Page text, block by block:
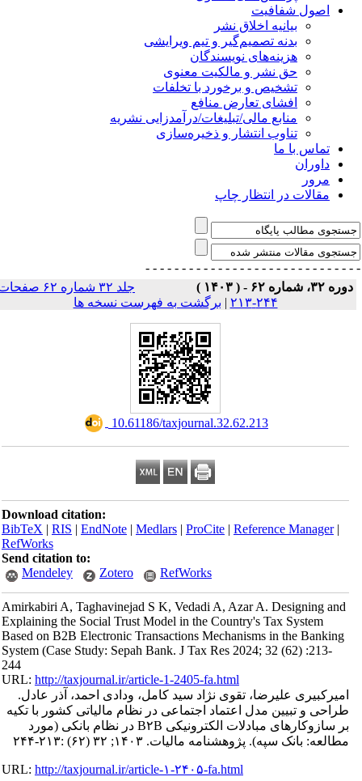
اصول شفافیت
بیانیه اخلاق نشر
بدنه تصمیم‌گیر و تیم ویرایشی
هزینه‌های نویسندگان
حق نشر و مالکیت معنوی
تشخیص و برخورد با تخلفات
افشای تعارض منافع
منابع مالی/تبلیغات/درآمدزایی نشریه
تناوب انتشار و ذخیره‌سازی
تماس با ما
داوران
مرور
مقالات در انتظار چاپ
- - - - - - - - - - - - -
- - - - - - - - - - - - - - -
دوره ۳۲، شماره ۶۲ - ( ۱۴۰۳ )
جلد ۳۲ شماره ۶۲ صفحات
۲۴۴-۲۱۳
|برگشت به فهرست نسخه ها
‎ 10.61186/taxjournal.32.62.213
Download citation:
BibTeX|RIS|EndNote|Medlars|ProCite|Reference Manager
RefWorks
Send citation to:
Mendeley
Zotero RefWorks
Amirkabiri A, Taghavinejad S K, Vedadi A, Azar A. Designing and
Explaining the Social Trust Model in the Country's Tax System
Based on B2B Electronic Transactions Mechanisms in the Banking
System (Case Study: Sepah Bank. J Tax Res 2024; 32 (62) :213-
244
URL:http://taxjournal.ir/article-1-2405-fa.html
امیرکبیری علیرضا، تقوی نژاد سید کامل، ودادی احمد، آذر عادل.
طراحی و تبیین مدل اعتماد اجتماعی در نظام مالیاتی کشور با تکیه
بر سازوکارهای مبادلات الکترونیکی B۲B در نظام بانکی (مورد
مطالعه: بانک سپه). پژوهشنامه مالیات. ۱۴۰۳; ۳۲ (۶۲) :۲۱۳-۲۴۴
URL:http://taxjournal.ir/article-۱-۲۴۰۵-fa.html